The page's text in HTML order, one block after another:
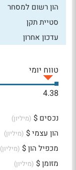
הון רשום למסחר
סטיית תקן
עדכון אחרון
טווח יומי
4.38
נכסים $ (מיליון)
הון עצמי $ (מיליון)
מכפיל הון $ (מיליון)
מזומן $ (מיליון)